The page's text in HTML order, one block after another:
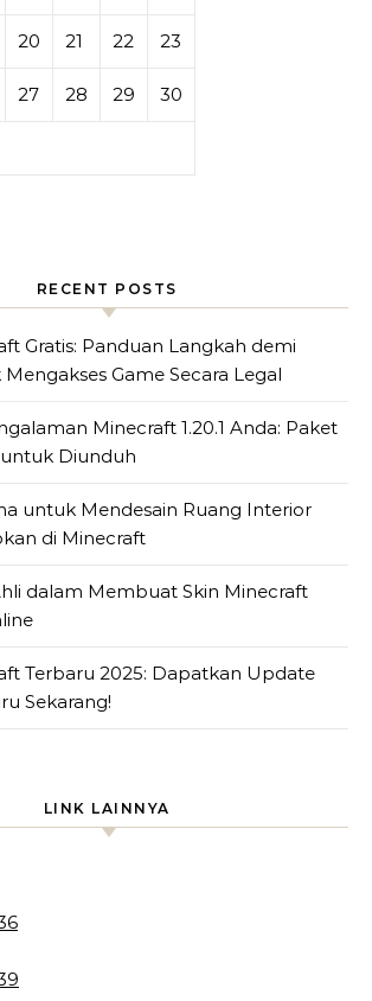
20 21 22 23
27 28 29 30
RECENT POSTS
Gratis: Panduan Langkah demi
Game Secara Legal
Minecraft 1.20.1 Anda: Paket
untuk Diunduh
untuk Mendesain Ruang Interior
di Minecraft
dalam Membuat Skin Minecraft
Terbaru 2025: Dapatkan Update
Sekarang!
LINK LAINNYA